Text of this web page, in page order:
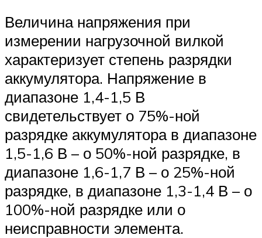
Величина напряжения при
измерении нагрузочной вилкой
характеризует степень разрядки
аккумулятора. Напряжение в
диапазоне 1,4-1,5 В
свидетельствует о 75%-ной
разрядке аккумулятора в диапазоне
1,5-1,6 В – о 50%-ной разрядке, в
диапазоне 1,6-1,7 В – о 25%-ной
разрядке, в диапазоне 1,3-1,4 В – о
100%-ной разрядке или о
неисправности элемента.